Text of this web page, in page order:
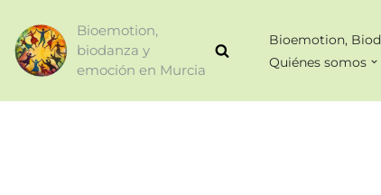
Saltar
al
Bioemotion,
biodanza y
emoción en Murcia
Bioemotion,
Quiénes somos